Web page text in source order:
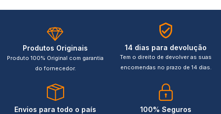
Produtos Originais
Produto 100% Original com garantia
do fornecedor.
14 dias para devolução
Tem o direito de devolver as suas
encomendas no prazo de 14 dias.
Envios para todo o país 100% Seguros